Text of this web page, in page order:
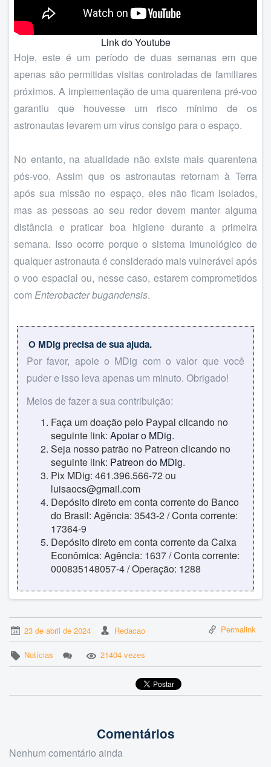
Link do Youtube
Hoje, este é um período de duas semanas em que
apenas são permitidas visitas controladas de familiares
próximos. A implementação de uma quarentena pré-voo
garantiu que houvesse um risco mínimo de os
astronautas levarem um vírus consigo para o espaço.
No entanto, na atualidade não existe mais quarentena
pós-voo. Assim que os astronautas retornam à Terra
após sua missão no espaço, eles não ficam isolados,
mas as pessoas ao seu redor devem manter alguma
distância e praticar boa higiene durante a primeira
semana. Isso ocorre porque o sistema imunológico de
qualquer astronauta é considerado mais vulnerável após
o voo espacial ou, nesse caso, estarem comprometidos
com Enterobacter bugandensis.
O MDig precisa de sua ajuda.
Por favor, apoie o MDig com o valor que você
puder e isso leva apenas um minuto. Obrigado!
Meios de fazer a sua contribuição:
Faça um doação pelo Paypal clicando no
seguinte link: Apoiar o MDig.
Seja nosso patrão no Patreon clicando no
seguinte link: Patreon do MDig.
Pix MDig: 461.396.566-72 ou
luisaocs@gmail.com
Depósito direto em conta corrente do Banco
do Brasil: Agência: 3543-2 / Conta corrente:
17364-9
Depósito direto em conta corrente da Caixa
Econômica: Agência: 1637 / Conta corrente:
000835148057-4 / Operação: 1288
23 de abril de 2024 Redacao Permalink
Notícias 21404 vezes
Comentários
Nenhum comentário ainda